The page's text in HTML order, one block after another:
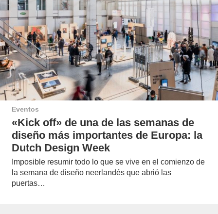
Eventos
«Kick off» de una de las semanas de
diseño más importantes de Europa: la
Dutch Design Week
Imposible resumir todo lo que se vive en el comienzo de
la semana de diseño neerlandés que abrió las
puertas…